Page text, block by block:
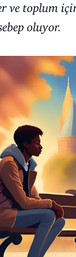
ve toplum
oluyor.